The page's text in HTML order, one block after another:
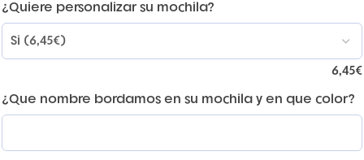
¿Quiere personalizar su mochila?
6,45€
¿Que nombre bordamos en su mochila y en que color?